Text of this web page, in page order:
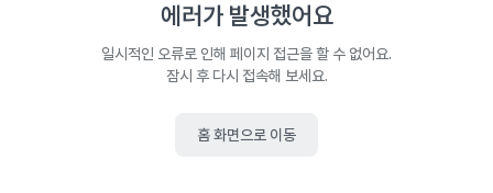
에러가 발생했어요
일시적인 오류로 인해 페이지 접근을 할 수 없어요.
잠시 후 다시 접속해 보세요.
홈 화면으로 이동